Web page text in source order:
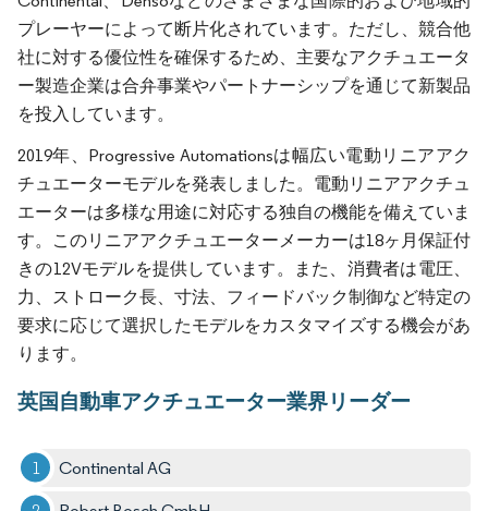
プレーヤーによって断片化されています。ただし、競合他
社に対する優位性を確保するため、主要なアクチュエータ
ー製造企業は合弁事業やパートナーシップを通じて新製品
を投入しています。
2019年、Progressive Automationsは幅広い電動リニアアク
チュエーターモデルを発表しました。電動リニアアクチュ
エーターは多様な用途に対応する独自の機能を備えていま
す。このリニアアクチュエーターメーカーは18ヶ月保証付
きの12Vモデルを提供しています。また、消費者は電圧、
力、ストローク長、寸法、フィードバック制御など特定の
要求に応じて選択したモデルをカスタマイズする機会があ
ります。
英国自動車アクチュエーター業界リーダー
Continental AG